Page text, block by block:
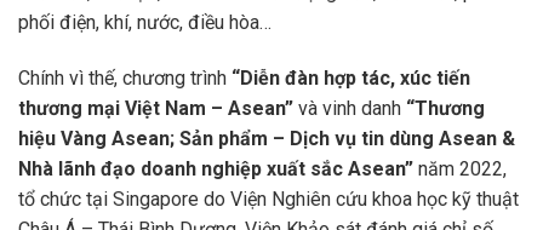
phối điện, khí, nước, điều hòa…
Chính vì thế, chương trình “Diễn đàn hợp tác, xúc tiến
thương mại Việt Nam – Asean” và vinh danh “Thương
hiệu Vàng Asean; Sản phẩm – Dịch vụ tin dùng Asean &
Nhà lãnh đạo doanh nghiệp xuất sắc Asean” năm 2022,
tổ chức tại Singapore do Viện Nghiên cứu khoa học kỹ thuật